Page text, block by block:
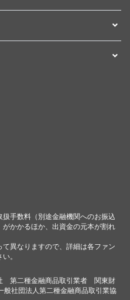
手数料（別途金融機関へのお振込
かかるほか、出資金の元本が割れ
異なりますので、詳細は各ファン
。
第二種金融商品取引業者 関東財
社団法人第二種金融商品取引業協